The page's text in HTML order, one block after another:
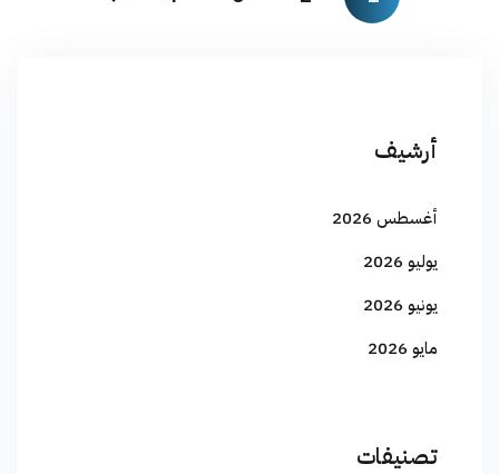
أرشيف
أغسطس 2026
يوليو 2026
يونيو 2026
مايو 2026
تصنيفات